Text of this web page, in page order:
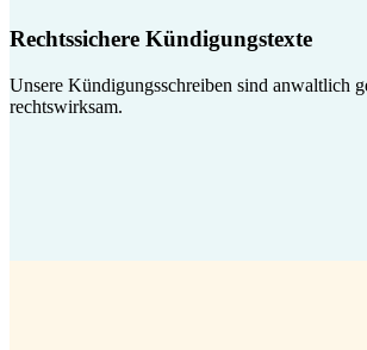
Rechtssichere Kündigungstexte
Unsere Kündigungsschreiben sind anwaltlich
rechtswirksam.